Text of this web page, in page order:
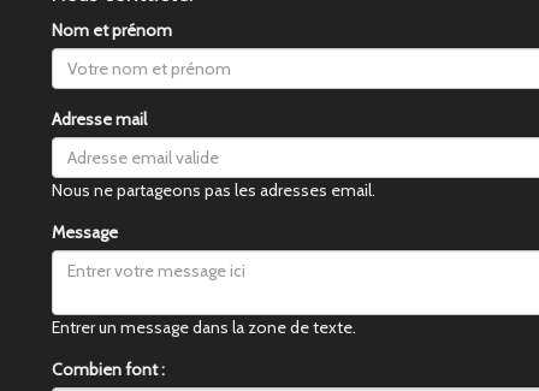
Nom et prénom
Adresse mail
Nous ne partageons pas les adresses email.
Message
Entrer un message dans la zone de texte.
Combien font :